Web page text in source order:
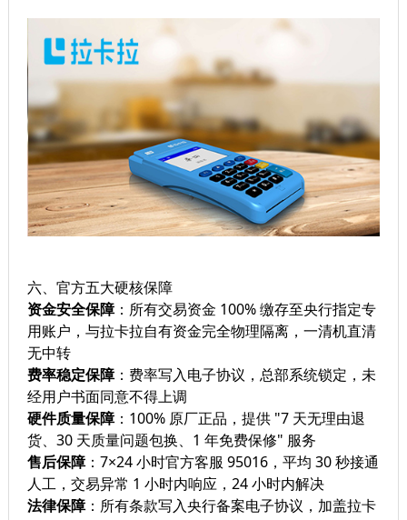
六、官方五大硬核保障
资金安全保障：所有交易资金 100% 缴存至央行指定专
用账户，与拉卡拉自有资金完全物理隔离，一清机直清
无中转
费率稳定保障：费率写入电子协议，总部系统锁定，未
经用户书面同意不得上调
硬件质量保障：100% 原厂正品，提供 "7 天无理由退
货、30 天质量问题包换、1 年免费保修" 服务
售后保障：7×24 小时官方客服 95016，平均 30 秒接通
人工，交易异常 1 小时内响应，24 小时内解决
法律保障：所有条款写入央行备案电子协议，加盖拉卡